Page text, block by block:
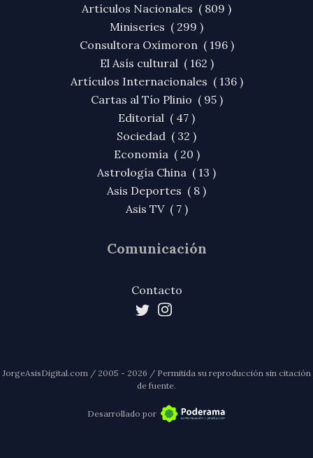
Artículos Nacionales ( 809 )
Miniseries ( 299 )
Consultora Oxímoron ( 196 )
El Asís cultural ( 162 )
Artículos Internacionales ( 136 )
Cartas al Tío Plinio ( 95 )
Editorial ( 47 )
Sociedad ( 32 )
Economía ( 20 )
Astrología China ( 13 )
Asis Deportes ( 8 )
Asis TV ( 7 )
Comunicación
Contacto
JorgeAsisDigital.com / 2005 - 2026 / Permitida su reproducción sin citación
de fuente.
Desarrollado por